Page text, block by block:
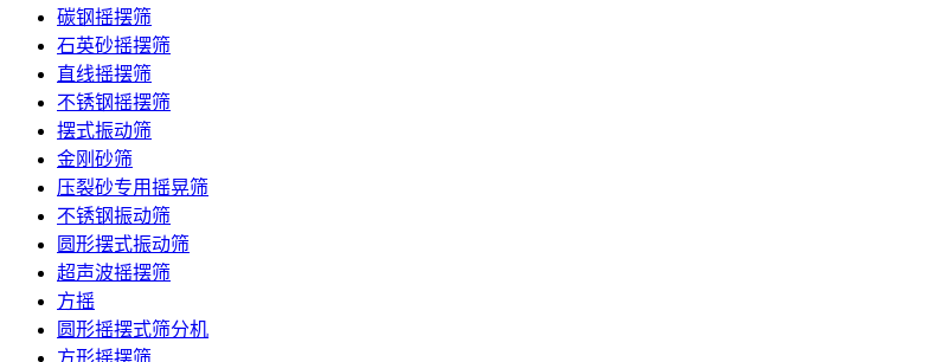
碳钢摇摆筛
石英砂摇摆筛
直线摇摆筛
不锈钢摇摆筛
摆式振动筛
金刚砂筛
压裂砂专用摇晃筛
不锈钢振动筛
圆形摆式振动筛
超声波摇摆筛
方摇
圆形摇摆式筛分机
方形摇摆筛